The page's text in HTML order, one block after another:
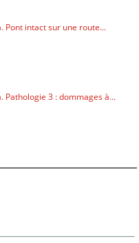
Pont intact sur une route...
Pathologie 3 : dommages à...